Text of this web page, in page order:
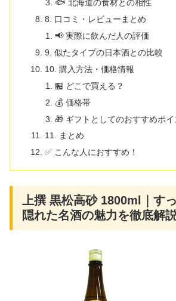
🐟 北海道の食材との相性
8. 口コミ・レビューまとめ
📢 実際に飲んだ人の評価
9. 似たタイプの日本酒との比較
10. 購入方法・価格情報
🏪 どこで買える？
💰 価格帯
🎁 ギフトとしてのおすすめポイ
11. まとめ
✅ こんな人におすすめ！
上撰 黒松高砂 1800ml｜す
隠れた名酒の魅力を徹底解説